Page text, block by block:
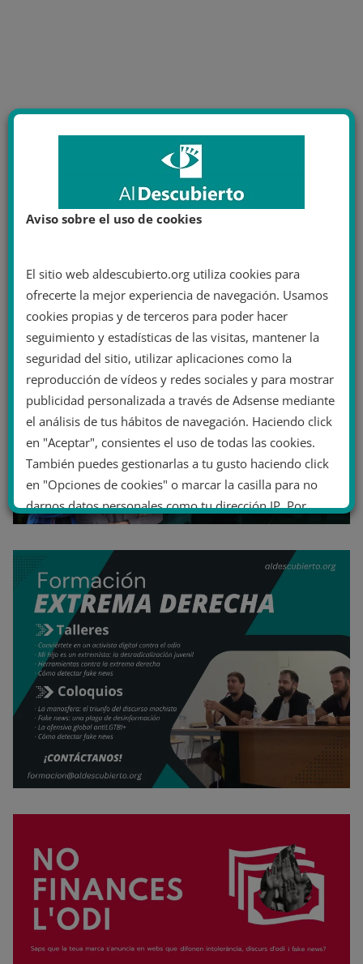
Aviso sobre el uso de cookies
El sitio web aldescubierto.org utiliza cookies para
ofrecerte la mejor experiencia de navegación. Usamos
cookies propias y de terceros para poder hacer
seguimiento y estadísticas de las visitas, mantener la
seguridad del sitio, utilizar aplicaciones como la
reproducción de vídeos y redes sociales y para mostrar
publicidad personalizada a través de Adsense mediante
el análisis de tus hábitos de navegación. Haciendo click
en "Aceptar", consientes el uso de todas las cookies.
También puedes gestionarlas a tu gusto haciendo click
en "Opciones de cookies" o marcar la casilla para no
darnos datos personales como tu dirección IP. Por
último, puedes leer nuestra Política de cookies.
No dar mi información personal
Opciones de cookies Aceptar cookies
Rechazar cookies Política de cookies